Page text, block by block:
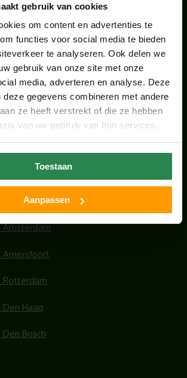
gebruik van cookies
om content en advertenties te
functies voor social media te bieden
te analyseren. Ook delen we
gebruik van onze site met onze
media, adverteren en analyse. Deze
deze gegevens combineren met andere
ze heeft verstrekt of die ze hebben
van uw gebruik van hun services.
Toestaan
Aanpassen
TEAM GROEIT VERDER
17, 2026
Utrecht
Amsterdam
Amersfoort
Rotterdam
Haag
Bosch